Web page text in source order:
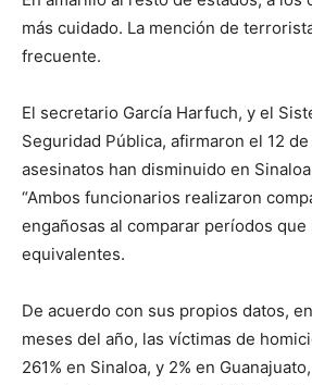
más cuidado. La mención de
frecuente.
El secretario García Harfuch, y el
Seguridad Pública, afirmaron el 12
asesinatos han disminuido en
“Ambos funcionarios realizaron
engañosas al comparar períodos que
equivalentes.
De acuerdo con sus propios datos,
meses del año, las víctimas de
261% en Sinaloa, y 2% en